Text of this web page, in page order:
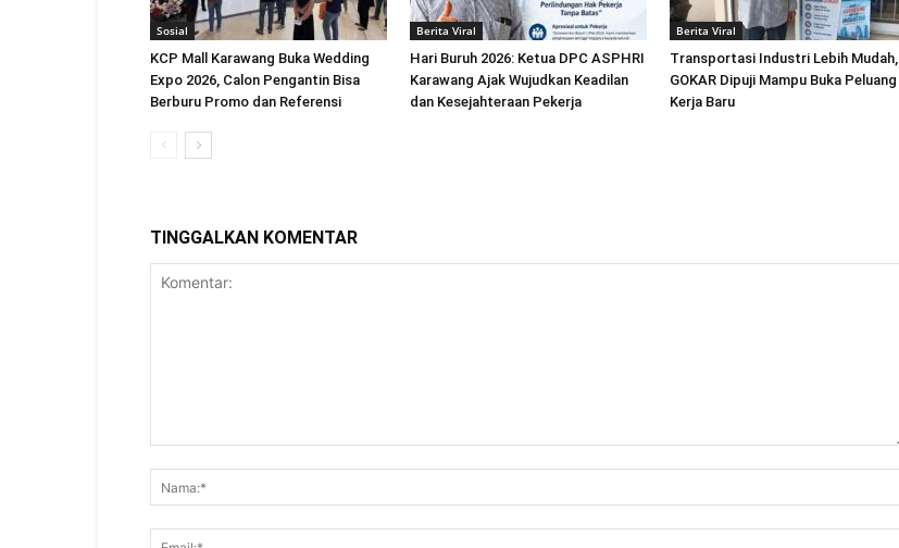
Sosial
KCP Mall Karawang Buka Wedding
Expo 2026, Calon Pengantin Bisa
Berburu Promo dan Referensi
Berita Viral
Hari Buruh 2026: Ketua DPC ASPHRI
Karawang Ajak Wujudkan Keadilan
dan Kesejahteraan Pekerja
Berita Viral
Transportasi Industri Lebih Mudah,
GOKAR Dipuji Mampu Buka Peluang
Kerja Baru
TINGGALKAN KOMENTAR